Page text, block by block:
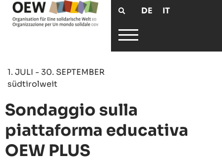
DE IT
1. JULI - 30. SEPTEMBER
südtirolweit
Sondaggio sulla
piattaforma educativa
OEW PLUS